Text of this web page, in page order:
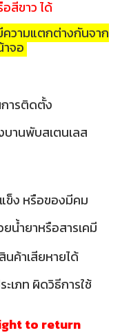
อสีขาว ได้
วามแตกต่างกันจาก
จอ
ารติดตั้ง
านพับสเตนเลส
ข็ง หรือของมีคม
น้ำยาหรือสารเคมี
นค้าเสียหายได้
เภท ผิดวิธีการใช้
to return